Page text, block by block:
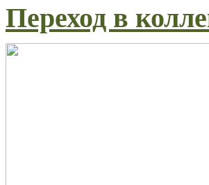
Переход в